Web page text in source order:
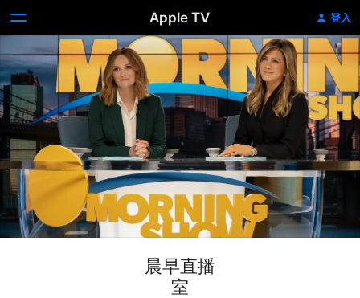
Apple TV 登入
晨早直播
室